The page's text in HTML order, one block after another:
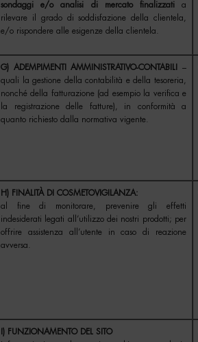
sondaggi e/o analisi di mercato finalizzatia
rilevare il grado di soddisfazione della clientela,
e/o rispondere alle esigenze della clientela.
G) ADEMPIMENTI AMMINISTRATIVO-CONTABILI
–
quali la gestione della contabilità e della tesoreria,
nonché della fatturazione (ad esempio la verifica e
la registrazione delle fatture), in conformità a
quanto richiesto dalla normativa vigente.
H) FINALITÀ DI COSMETOVIGILANZA:
al fine di monitorare, prevenire gli effetti
indesiderati legati all’utilizzo dei nostri prodotti; per
offrire assistenza all’utente in caso di reazione
avversa.
I) FUNZIONAMENTO DEL SITO